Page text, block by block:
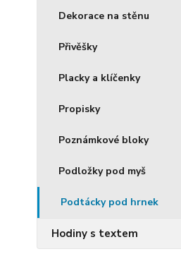
Dekorace na stěnu
Přivěšky
Placky a klíčenky
Propisky
Poznámkové bloky
Podložky pod myš
Podtácky pod hrnek
Hodiny s textem